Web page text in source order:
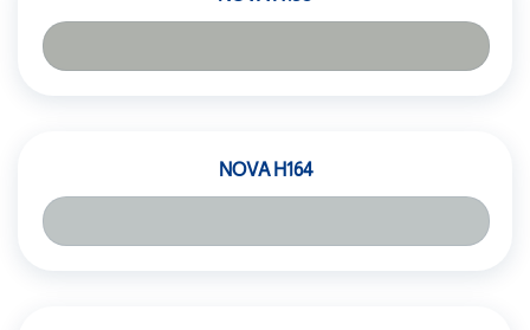
NOVA H164